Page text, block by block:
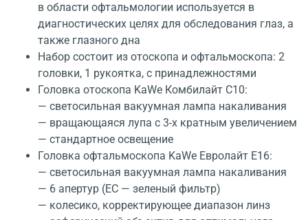
в области офтальмологии используется в
диагностических целях для обследования глаз, а
также глазного дна
Набор состоит из отоскопа и офтальмоскопа: 2
головки, 1 рукоятка, с принадлежностями
Головка отоскопа KaWe Комбилайт C10:
— светосильная вакуумная лампа накаливания
— вращающаяся лупа с 3-х кратным увеличением
— стандартное освещение
Головка офтальмоскопа KaWe Евролайт E16:
— светосильная вакуумная лампа накаливания
— 6 апертур (EC — зеленый фильтр)
— колесико, корректирующее диапазон линз